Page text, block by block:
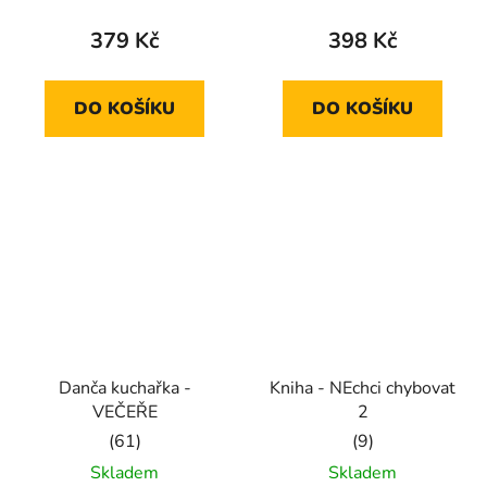
produktu
5,0
z
379 Kč
DO KOŠÍKU
produktu
5,0
z
398 Kč
DO KOŠÍKU
Danča kuchařka -
VEČEŘE
Průměrné
hodnocení
Skladem
Kniha - NEchci chybovat
2
Průměrné
hodnocení
Skladem